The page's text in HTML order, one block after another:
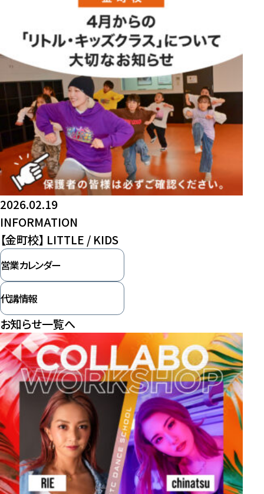
2026.02.19
INFORMATION
【金町校】 LITTLE / KIDS
営業カレンダー
代講情報
お知らせ一覧へ